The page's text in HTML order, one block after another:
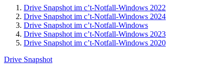
Drive Snapshot im c’t-Notfall-Windows 2022
Drive Snapshot im c’t-Notfall-Windows 2024
Drive Snapshot im c’t-Notfall-Windows
Drive Snapshot im c’t-Notfall-Windows 2023
Drive Snapshot im c’t-Notfall-Windows 2020
Drive Snapshot